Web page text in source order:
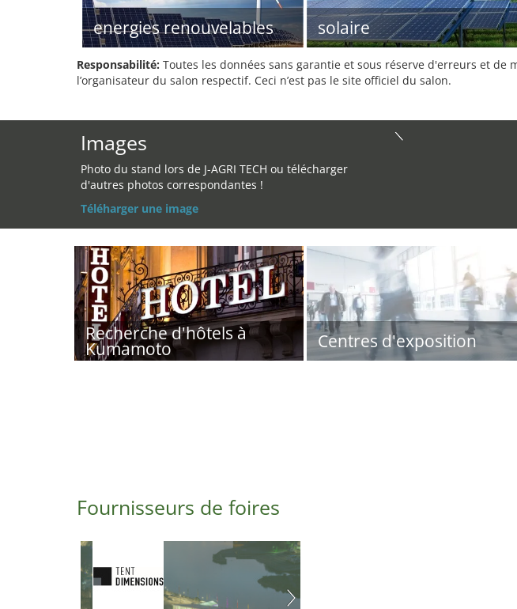
energies renouvelables solaire
Responsabilité: Toutes les données sans garantie et sous réserve d'erreurs et
l’organisateur du salon respectif. Ceci n’est pas le site officiel du salon.
Images
Photo du stand lors de J-AGRI TECH ou télécharger
d'autres photos correspondantes !
Téléharger une image
Recherche d'hôtels à
Kumamoto Centres d'exposition
Fournisseurs de foires